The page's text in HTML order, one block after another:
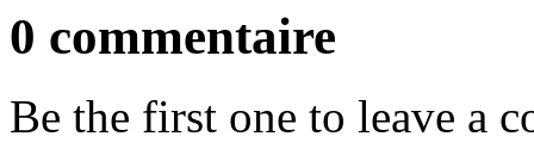
0 commentaire
Be the first one to leave a